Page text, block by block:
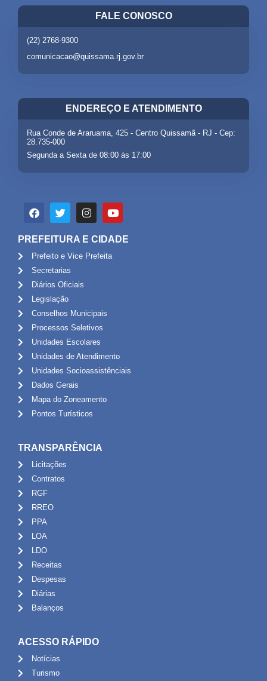
FALE CONOSCO
(22) 2768-9300
comunicacao@quissama.rj.gov.br
ENDEREÇO E ATENDIMENTO
Rua Conde de Araruama, 425 - Centro Quissamã - RJ - Cep:
28.735-000
Segunda a Sexta de 08:00 às 17:00
PREFEITURA E CIDADE
Prefeito e Vice Prefeita
Secretarias
Diários Oficiais
Legislação
Conselhos Municipais
Processos Seletivos
Unidades Escolares
Unidades de Atendimento
Unidades Socioassistênciais
Dados Gerais
Mapa do Zoneamento
Pontos Turísticos
TRANSPARÊNCIA
Licitações
Contratos
RGF
RREO
PPA
LOA
LDO
Receitas
Despesas
Diárias
Balanços
ACESSO RÁPIDO
Notícias
Turismo